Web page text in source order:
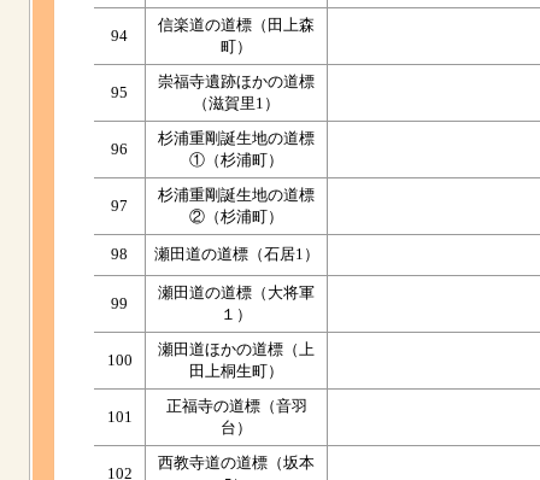
94
信楽道の道標（田上森
町）
95
崇福寺遺跡ほかの道標
（滋賀里1）
96
杉浦重剛誕生地の道標
①（杉浦町）
97
杉浦重剛誕生地の道標
②（杉浦町）
98 瀬田道の道標（石居1）
99
瀬田道の道標（大将軍
１）
100
瀬田道ほかの道標（上
田上桐生町）
101
正福寺の道標（音羽
台）
102
西教寺道の道標（坂本